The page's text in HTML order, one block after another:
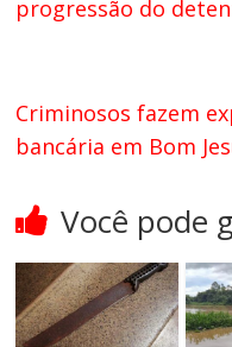
progressão do
Criminosos fazem
bancária em Bom
Você pode